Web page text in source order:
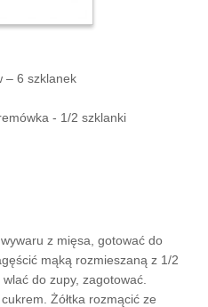
– 6 szklanek
- 1/2 szklanki
z mięsa, gotować do
mąką rozmieszaną z 1/2
do zupy, zagotować.
Żółtka rozmącić ze